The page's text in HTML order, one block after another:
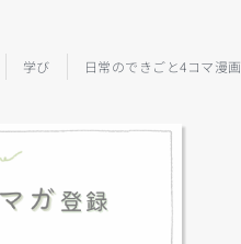
学び 日常のできごと4コマ漫画